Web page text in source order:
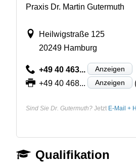
Praxis Dr. Martin Gutermuth
Heilwigstraße 125
20249 Hamburg
+49 40 463... Anzeigen
+49 40 468... Anzeigen
Sind Sie Dr. Gutermuth? Jetzt E-Mail +
Qualifikation